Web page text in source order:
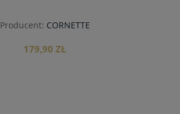
Producent: CORNETTE
179,90 ZŁ